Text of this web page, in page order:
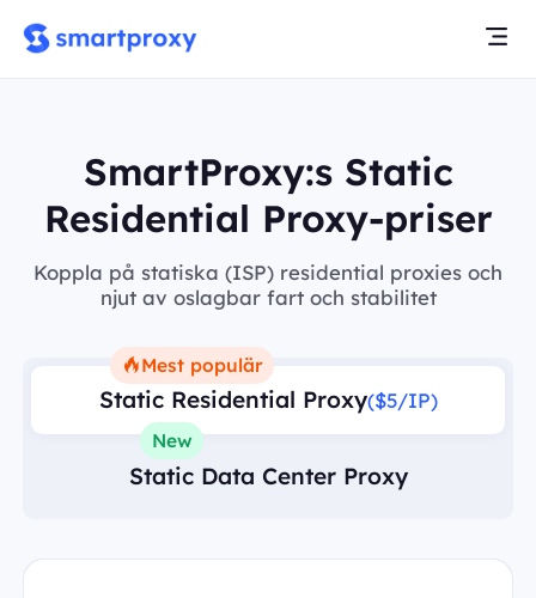
SmartProxy:s Static
Residential Proxy-priser
Koppla på statiska (ISP) residential proxies och
njut av oslagbar fart och stabilitet
Static Residential Proxy($5/IP)
Mest populär
Static Data Center Proxy
New